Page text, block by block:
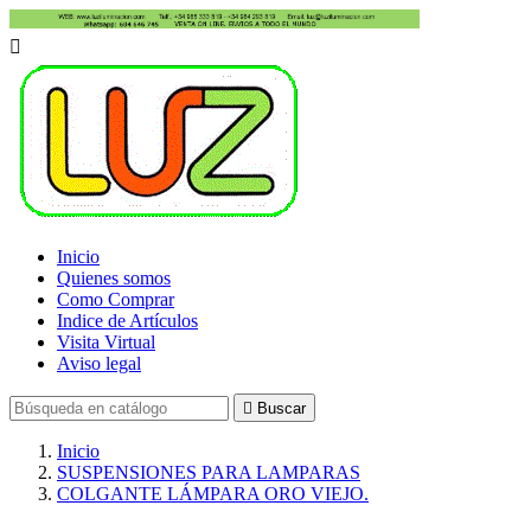

Inicio
Quienes somos
Como Comprar
Indice de Artículos
Visita Virtual
Aviso legal
 Buscar
Inicio
SUSPENSIONES PARA LAMPARAS
COLGANTE LÁMPARA ORO VIEJO.